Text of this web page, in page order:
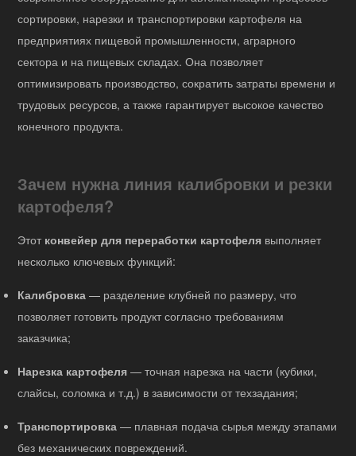
сортировки, нарезки и транспортировки картофеля на
предприятиях пищевой промышленности, аграрного
сектора и на пищевых складах. Она позволяет
оптимизировать производство, сократить затраты времени и
трудовых ресурсов, а также гарантирует высокое качество
конечного продукта.
Зачем нужна линия калибровки и резки
картофеля?
Этот конвейер для переработки картофеля выполняет
несколько ключевых функций:
Калибровка — разделение клубней по размеру, что
позволяет готовить продукт согласно требованиям
заказчика;
Нарезка картофеля — точная нарезка на части (кубики,
слайсы, соломка и т.д.) в зависимости от техзадания;
Транспортировка — плавная подача сырья между этапами
без механических повреждений.